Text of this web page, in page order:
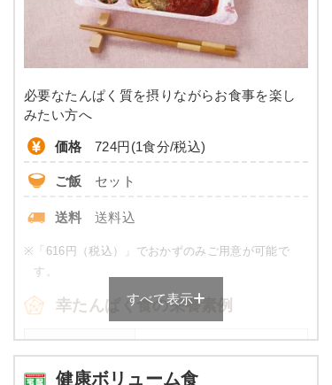
リン -
カリウム -
コレステロール -
※カロリーは目安の数値であるため、メニューによっ
て異なる場合がございます。 ごはんセットでの栄養
価です。
普通食のメニュー例
オクラのお浸し
ひじきの煮物
厚焼き玉子（関東風）
ほうれん草白和え
豚肉のしぐれ煮
必要なたんぱく質を摂りながらお食事を楽し
みたい方へ
価格 724円(1食分/税込)
ご飯 セット
送料 送料込
※ 「616円（税込）」でおかずのみご用意が可能で
す。
幸たんぱく食の栄養素例
すべて表示
健康ボリューム食